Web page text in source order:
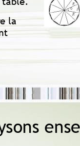
table.
la